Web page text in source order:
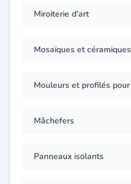
Miroiterie d'art
Mosaïques et céramiques
Mâchefers
Panneaux isolants